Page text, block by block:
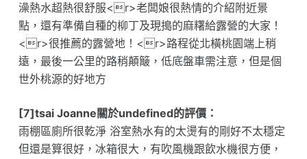
澡熱水超熱很舒服<r>老闆娘很熱情的介紹附近景
點，還有準備自種的柳丁及現搗的麻糬給露營的大家！
<r>很推薦的露營地！<r>路程從北橫桃園端上稍
遠，最後一公里的路稍顛簸，低底盤車需注意，但是個
世外桃源的好地方
[7]tsai Joanne關於undefined的評價：
雨棚區廁所很乾淨 浴室熱水有的太燙有的剛好不太穩定
但還是算很好，冰箱很大，有吹風機跟飲水機很方便，